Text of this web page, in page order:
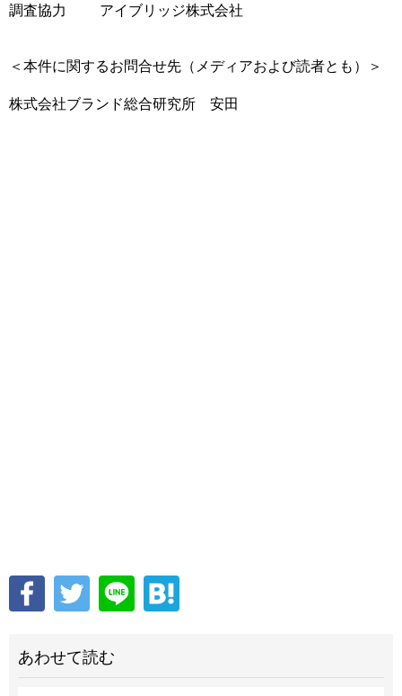
調査協力 アイブリッジ株式会社
＜本件に関するお問合せ先（メディアおよび読者とも）＞
株式会社ブランド総合研究所 安田
あわせて読む